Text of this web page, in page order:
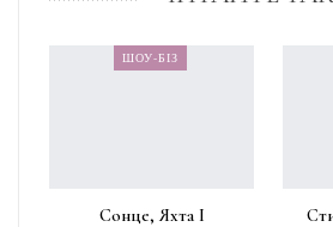
ШОУ-БІЗ
Сонце, Яхта І